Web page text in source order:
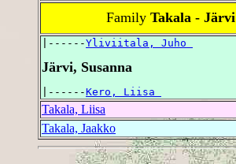
Family Takala - Järvi
|------Yliviitala, Juho
Järvi, Susanna
|------Kero, Liisa
Takala, Liisa
Takala, Jaakko